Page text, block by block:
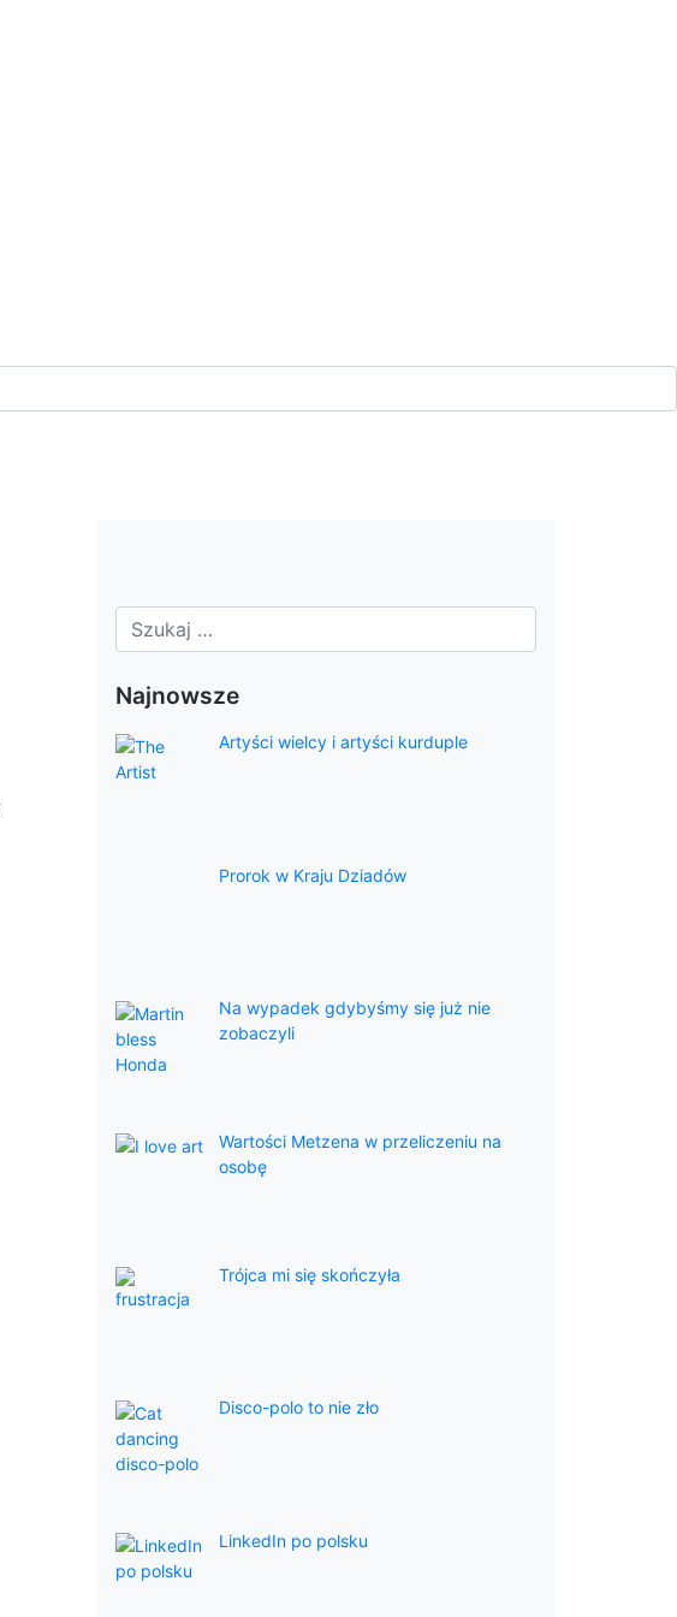
Najnowsze
Artyści wielcy i artyści kurduple
Prorok w Kraju Dziadów
Na wypadek gdybyśmy się już nie
zobaczyli
Wartości Metzena w przeliczeniu na
osobę
Trójca mi się skończyła
Disco-polo to nie zło
LinkedIn po polsku